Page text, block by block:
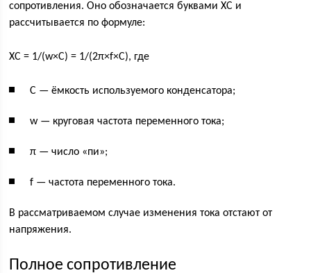
сопротивления. Оно обозначается буквами ХС и
рассчитывается по формуле:
XС = 1/(w×C) = 1/(2π×f×C), где
C — ёмкость используемого конденсатора;
w — круговая частота переменного тока;
π — число «пи»;
f — частота переменного тока.
В рассматриваемом случае изменения тока отстают от
напряжения.
Полное сопротивление